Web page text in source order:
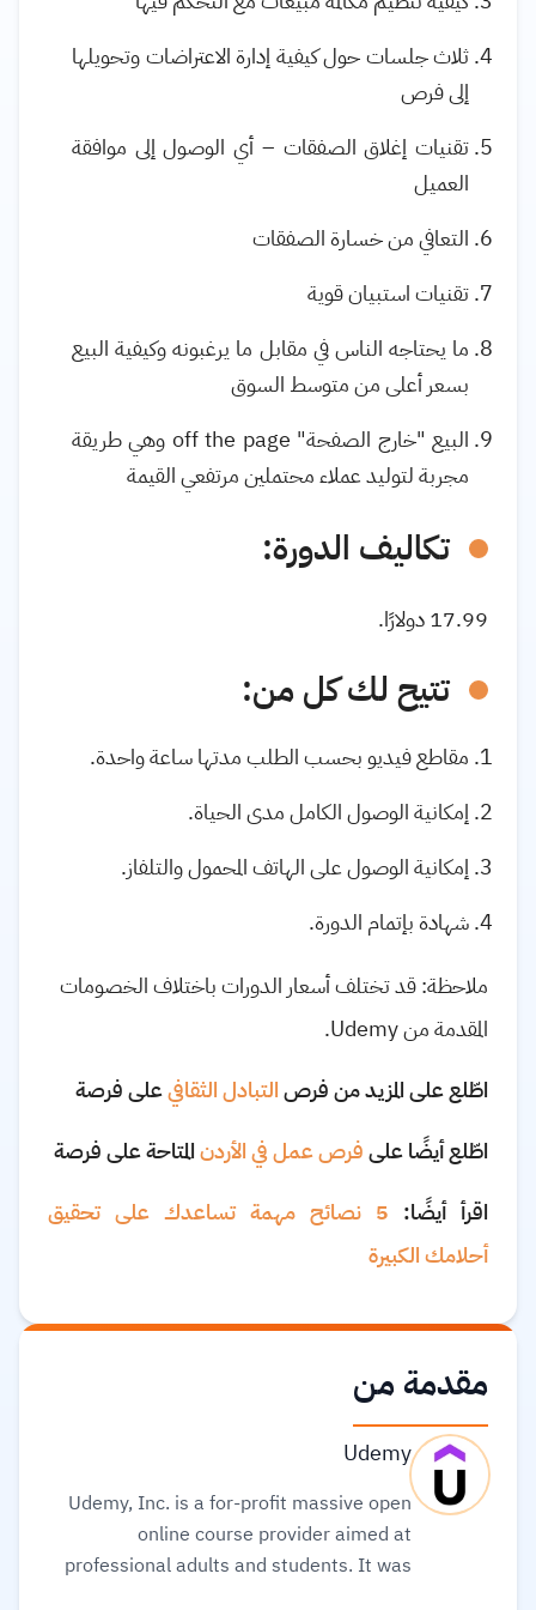
ثلاث جلسات حول كيفية إدارة الاعتراضات وتحويلها
إلى فرص
تقنيات إغلاق الصفقات – أي الوصول إلى موافقة
العميل
التعافي من خسارة الصفقات
تقنيات استبيان قوية
ما يحتاجه الناس في مقابل ما يرغبونه وكيفية البيع
بسعر أعلى من متوسط السوق
البيع "خارج الصفحة" off the page وهي طريقة
مجربة لتوليد عملاء محتملين مرتفعي القيمة
تكاليف الدورة:
17.99 دولارًا.
تتيح لك كل من:
مقاطع فيديو بحسب الطلب مدتها ساعة واحدة.
إمكانية الوصول الكامل مدى الحياة.
إمكانية الوصول على الهاتف المحمول والتلفاز.
شهادة بإتمام الدورة.
ملاحظة: قد تختلف أسعار الدورات باختلاف الخصومات
المقدمة من Udemy.
اطّلع على المزيد من فرصالتبادل الثقافيعلى فرصة
اطّلع أيضًا علىفرص عمل في الأردنالمتاحة على فرصة
اقرأ أيضًا:
5 نصائح مهمة تساعدك على تحقيق
أحلامك الكبيرة
مقدمة من
Udemy
Udemy, Inc. is a for-profit massive open
online course provider aimed at
professional adults and students. It was